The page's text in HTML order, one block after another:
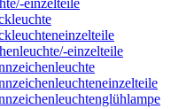
einzelteile
einzelteile